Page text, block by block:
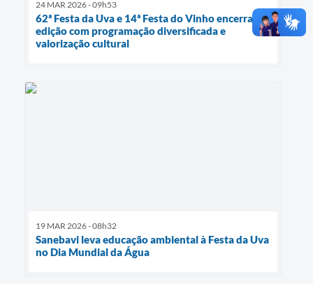
24 MAR 2026 - 09h53
62ª Festa da Uva e 14ª Festa do Vinho encerram
edição com programação diversificada e
valorização cultural
19 MAR 2026 - 08h32
Sanebavi leva educação ambiental à Festa da Uva
no Dia Mundial da Água